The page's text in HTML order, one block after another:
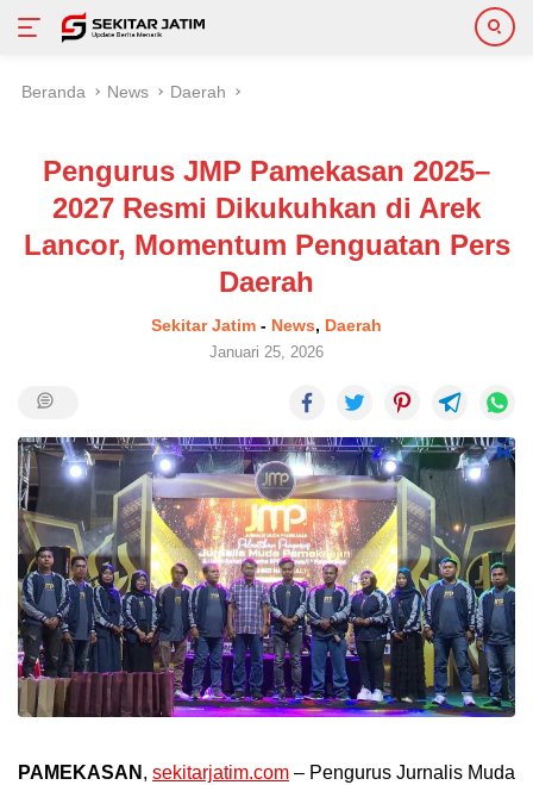
Beranda News Daerah
Pengurus JMP Pamekasan 2025–
2027 Resmi Dikukuhkan di Arek
Lancor, Momentum Penguatan Pers
Daerah
Sekitar Jatim - News, Daerah
Januari 25, 2026
PAMEKASAN , sekitarjatim.com – Pengurus Jurnalis Muda